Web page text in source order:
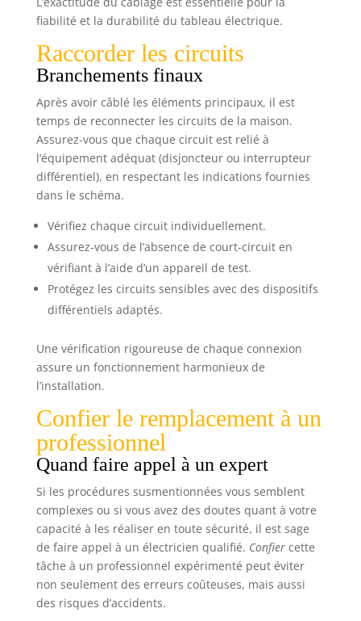
fiabilité et la durabilité du tableau électrique.
Raccorder les circuits
Branchements finaux
Après avoir câblé les éléments principaux, il est
temps de reconnecter les circuits de la maison.
Assurez-vous que chaque circuit est relié à
l’équipement adéquat (disjoncteur ou interrupteur
différentiel), en respectant les indications fournies
dans le schéma.
Vérifiez chaque circuit individuellement.
Assurez-vous de l’absence de court-circuit en
vérifiant à l’aide d’un appareil de test.
Protégez les circuits sensibles avec des dispositifs
différentiels adaptés.
Une vérification rigoureuse de chaque connexion
assure un fonctionnement harmonieux de
l’installation.
Confier le remplacement à un
professionnel
Quand faire appel à un expert
Si les procédures susmentionnées vous semblent
complexes ou si vous avez des doutes quant à votre
capacité à les réaliser en toute sécurité, il est sage
de faire appel à un électricien qualifié. Confiercette
tâche à un professionnel expérimenté peut éviter
non seulement des erreurs coûteuses, mais aussi
des risques d’accidents.